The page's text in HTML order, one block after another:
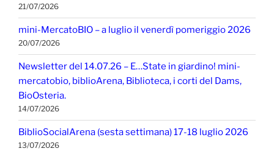
21/07/2026
mini-MercatoBIO – a luglio il venerdì pomeriggio 2026
20/07/2026
Newsletter del 14.07.26 – E…State in giardino! mini-
mercatobio, biblioArena, Biblioteca, i corti del Dams,
BioOsteria.
14/07/2026
BiblioSocialArena (sesta settimana) 17-18 luglio 2026
13/07/2026